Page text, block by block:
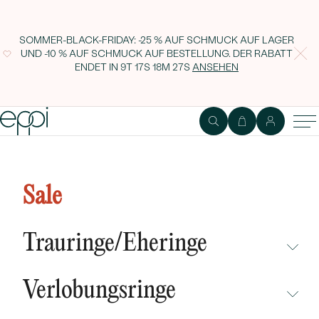
SOMMER-BLACK-FRIDAY: -25 % AUF SCHMUCK AUF LAGER
UND -10 % AUF SCHMUCK AUF BESTELLUNG. DER RABATT
ENDET IN 9T 17S 18M 26S ANSEHEN
Sale
Trauringe/Eheringe
NEUHEITEN
Verlobungsringe
Nowell